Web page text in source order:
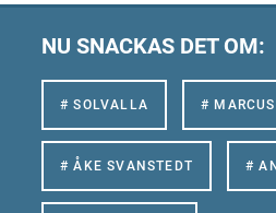
NU SNACKAS DET OM:
# SOLVALLA #
# ÅKE SVANSTEDT #